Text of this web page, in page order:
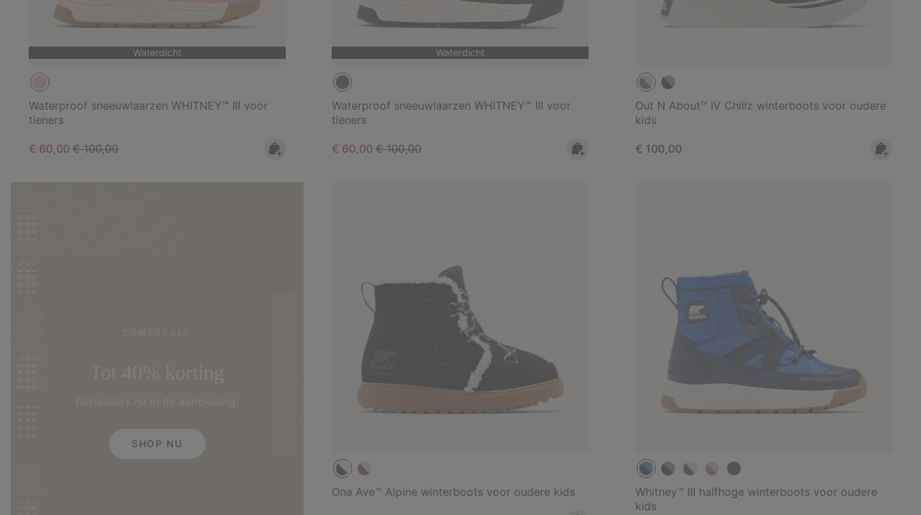
Waterdicht
Waterproof sneeuwlaarzen WHITNEY™ III voor
tieners
Sale price:
€ 60,00 Regular price:
€ 100,00
Waterdicht
Waterproof sneeuwlaarzen WHITNEY™ III voor
tieners
Sale price:
€ 60,00Regular price:
€ 100,00
Out N About™ IV Chillz winterboots voor oudere
kids
Regular price:
€ 100,00
SHOP NU
Ona Ave™ Alpine winterboots voor oudere kids
Whitney™ III halfhoge winterboots voor oudere
kids